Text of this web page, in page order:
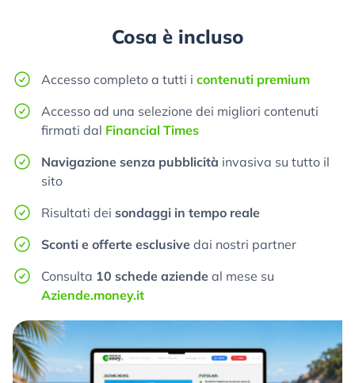
Cosa è incluso
Accesso completo a tutti i contenuti premium
Accesso ad una selezione dei migliori contenuti
firmati dal Financial Times
Navigazione senza pubblicità invasiva su tutto il
sito
Risultati dei sondaggi in tempo reale
Sconti e offerte esclusive dai nostri partner
Consulta 10 schede aziende al mese su
Aziende.money.it